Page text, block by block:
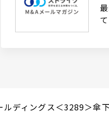
ディングス＜3289＞